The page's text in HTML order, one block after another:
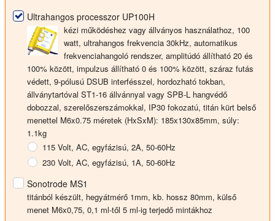
Ultrahangos processzor UP100H
kézi működéshez vagy állványos használathoz, 100
watt, ultrahangos frekvencia 30kHz, automatikus
frekvenciahangoló rendszer, amplitúdó állítható 20 és
100% között, impulzus állítható 0 és 100% között, száraz futás
védett, 9-pólusú DSUB interfésszel, hordozható tokban,
állványtartóval ST1-16 állvánnyal vagy SPB-L hangvédő
dobozzal, szerelőszerszámokkal, IP30 fokozatú, titán kürt belső
menettel M6x0.75 méretek (HxSxM): 185x130x85mm, súly:
1.1kg
115 Volt, AC, egyfázisú, 2A, 50-60Hz
230 Volt, AC, egyfázisú, 1A, 50-60Hz
Sonotrode MS1
titánból készült, hegyátmérő 1mm, kb. hossz 80mm, külső
menet M6x0,75, 0,1 ml-től 5 ml-ig terjedő mintákhoz